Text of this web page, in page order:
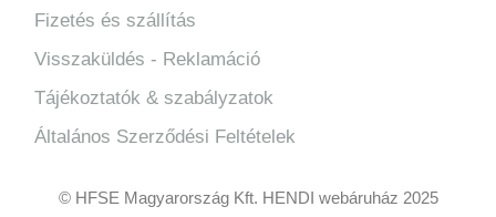
Fizetés és szállítás
Visszaküldés - Reklamáció
Tájékoztatók & szabályzatok
Általános Szerződési Feltételek
© HFSE Magyarország Kft. HENDI webáruház 2025